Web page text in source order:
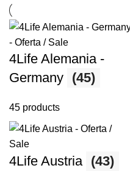
4Life Alemania -
Germany (45)
45 products
4Life Austria (43)